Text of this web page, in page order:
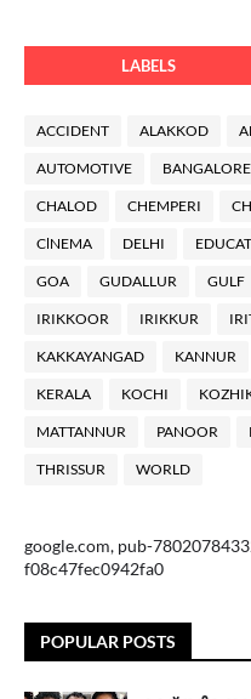
LABELS
ACCIDENT ALAKKOD
AUTOMOTIVE BANGALORE
CHALOD CHEMPERI
ClNEMA DELHI
GOA GUDALLUR GULF
IRIKKOOR IRIKKUR
KAKKAYANGAD KANNUR
KERALA KOCHI
MATTANNUR PANOOR
THRISSUR WORLD
google.com, pub-
f08c47fec0942fa0
POPULAR POSTS